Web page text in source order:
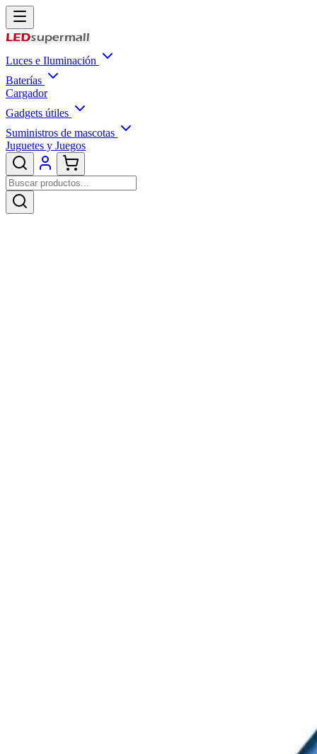
Luces e Iluminación
Baterías
Cargador
Gadgets útiles
Suministros de mascotas
Juguetes y Juegos